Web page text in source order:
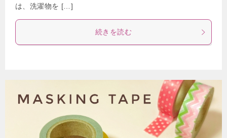
は、洗濯物を […]
続きを読む